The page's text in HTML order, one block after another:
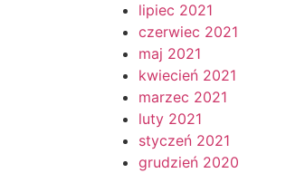
lipiec 2021
czerwiec 2021
maj 2021
kwiecień 2021
marzec 2021
luty 2021
styczeń 2021
grudzień 2020